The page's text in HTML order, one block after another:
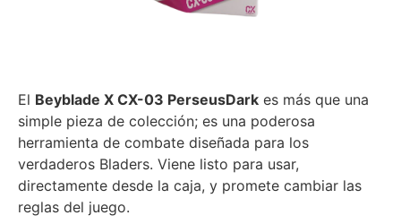
El Beyblade X CX-03 PerseusDark es más que una
simple pieza de colección; es una poderosa
herramienta de combate diseñada para los
verdaderos Bladers. Viene listo para usar,
directamente desde la caja, y promete cambiar las
reglas del juego.